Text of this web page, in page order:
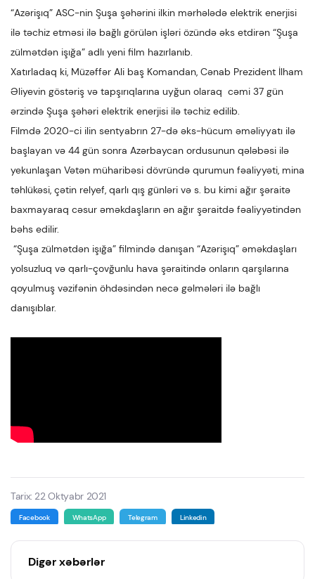
“Azərişıq” ASC-nin Şuşa şəhərini ilkin mərhələdə elektrik enerjisi
ilə təchiz etməsi ilə bağlı görülən işləri özündə əks etdirən “Şuşa
zülmətdən işığa” adlı yeni film hazırlanıb.
Xatırladaq ki, Müzəffər Ali baş Komandan, Cənab Prezident İlham
Əliyevin göstəriş və tapşırıqlarına uyğun olaraq cəmi 37 gün
ərzində Şuşa şəhəri elektrik enerjisi ilə təchiz edilib.
Filmdə 2020-ci ilin sentyabrın 27-də əks-hücum əməliyyatı ilə
başlayan və 44 gün sonra Azərbaycan ordusunun qələbəsi ilə
yekunlaşan Vətən müharibəsi dövründə qurumun fəaliyyəti, mina
təhlükəsi, çətin relyef, qarlı qış günləri və s. bu kimi ağır şəraitə
baxmayaraq cəsur əməkdaşların ən ağır şəraitdə fəaliyyətindən
bəhs edilir.
“Şuşa zülmətdən işığa” filmində danışan “Azərişıq” əməkdaşları
yolsuzluq və qarlı-çovğunlu hava şəraitində onların qarşılarına
qoyulmuş vəzifənin öhdəsindən necə gəlmələri ilə bağlı
danışıblar.
Tarix: 22 Oktyabr 2021
Facebook WhatsApp Telegram Linkedin
Digər xəbərlər